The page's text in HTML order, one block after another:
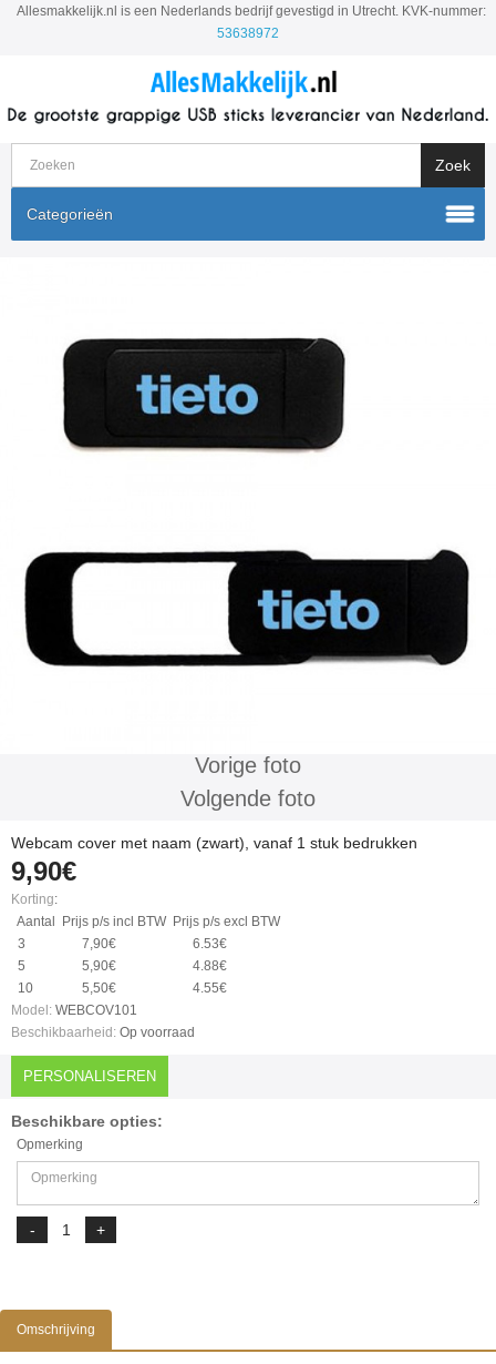
Allesmakkelijk.nl is een Nederlands bedrijf gevestigd in Utrecht. KVK-nummer:
53638972
Categorieën
Vorige foto
Volgende foto
Webcam cover met naam (zwart), vanaf 1 stuk bedrukken
9,90€
Korting:
Aantal
Prijs p/s incl BTW Prijs p/s excl BTW
3
7,90€
6.53€
5
5,90€
4.88€
10
5,50€
4.55€
Model: WEBCOV101
Beschikbaarheid: Op voorraad
PERSONALISEREN
Beschikbare opties:
Opmerking
Omschrijving